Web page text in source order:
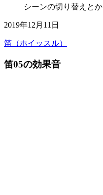
シーンの切り替えとか
2019年12月11日
笛（ホイッスル）
笛05の効果音